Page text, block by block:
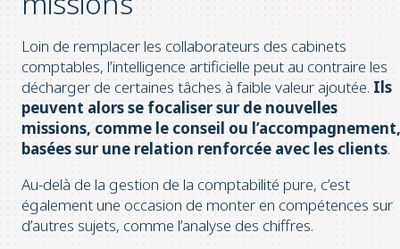
Loin de remplacer les collaborateurs des cabinets
comptables, l’intelligence artificielle peut au contraire les
décharger de certaines tâches à faible valeur ajoutée. Ils
peuvent alors se focaliser sur de nouvelles
missions, comme le conseil ou l’accompagnement,
basées sur une relation renforcée avec les clients.
Au-delà de la gestion de la comptabilité pure, c’est
également une occasion de monter en compétences sur
d’autres sujets, comme l’analyse des chiffres.